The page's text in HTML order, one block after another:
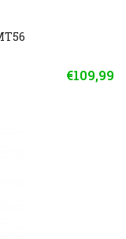
€109,99